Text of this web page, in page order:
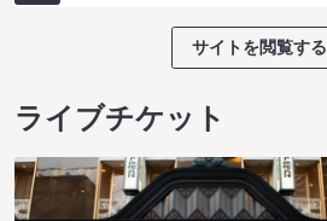
サイトを閲覧する
ライブチケット